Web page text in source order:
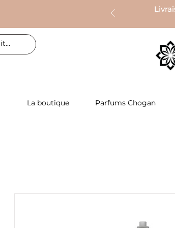
La boutique Parfums Chogan